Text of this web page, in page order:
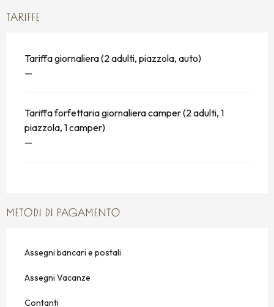
TARIFFE
Tariffa giornaliera (2 adulti, piazzola, auto)
—
Tariffa forfettaria giornaliera camper (2 adulti, 1
piazzola, 1 camper)
—
METODI DI PAGAMENTO
Assegni bancari e postali
Assegni Vacanze
Contanti